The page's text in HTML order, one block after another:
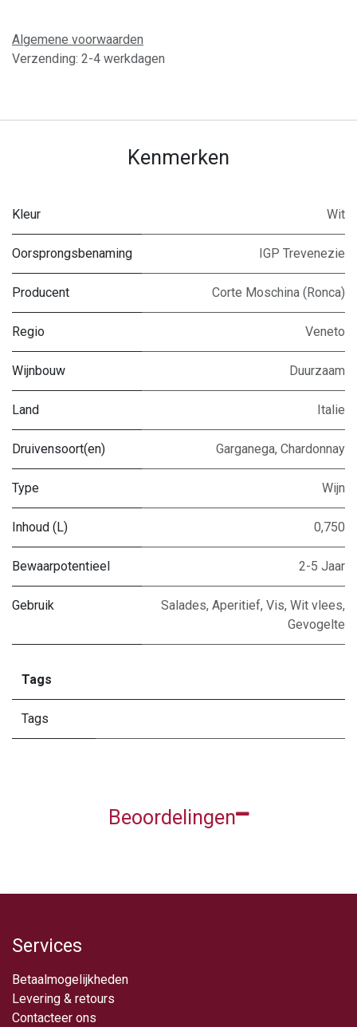
Algemene voorwaarden
Verzending: 2-4 werkdagen
Kenmerken
Kleur Wit
Oorsprongsbenaming IGP Trevenezie
Producent Corte Moschina (Ronca)
Regio Veneto
Wijnbouw Duurzaam
Land Italie
Druivensoort(en) Garganega, Chardonnay
Type Wijn
Inhoud (L) 0,750
Bewaarpotentieel 2-5 Jaar
Gebruik Salades, Aperitief, Vis, Wit vlees,
Gevogelte
Tags
Tags
Beoordelingen
Services
Betaalmogelijkheden
Levering & retou​rs
Contacteer ons